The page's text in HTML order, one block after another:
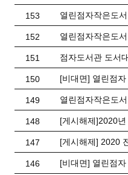
153 열린점자작은도
152 열린점자작은도
151 점자도서관 도서
150 [비대면] 열린점
149 열린점자작은도
148 [게시해제]2020
147 [게시해제] 2020
146 [비대면] 열린점